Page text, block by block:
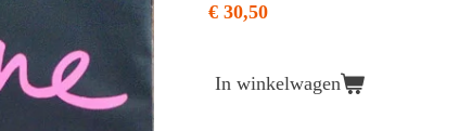
€ 30,50
In winkelwagen